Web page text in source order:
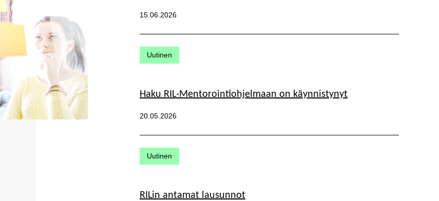
Julkaistu:
15.06.2026
Kategoriat:
Uutinen
Haku RIL-Mentorointiohjelmaan on käynnistynyt
Julkaistu:
20.05.2026
Kategoriat:
Uutinen
RILin antamat lausunnot